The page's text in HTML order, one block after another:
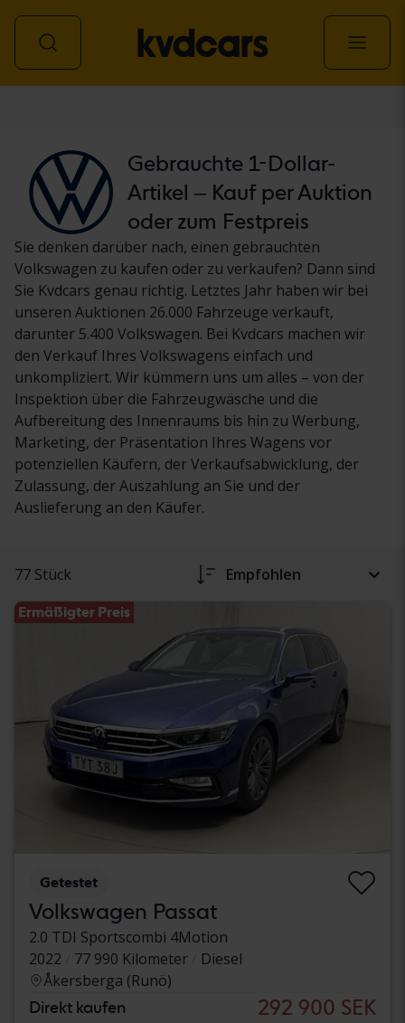
Gebrauchte 1-Dollar-
Artikel – Kauf per Auktion
oder zum Festpreis
Sie denken darüber nach, einen gebrauchten
Volkswagen zu kaufen oder zu verkaufen? Dann sind
Sie Kvdcars genau richtig. Letztes Jahr haben wir bei
unseren Auktionen 26.000 Fahrzeuge verkauft,
darunter 5.400 Volkswagen. Bei Kvdcars machen wir
den Verkauf Ihres Volkswagens einfach und
unkompliziert. Wir kümmern uns um alles – von der
Inspektion über die Fahrzeugwäsche und die
Aufbereitung des Innenraums bis hin zu Werbung,
Marketing, der Präsentation Ihres Wagens vor
potenziellen Käufern, der Verkaufsabwicklung, der
Zulassung, der Auszahlung an Sie und der
Auslieferung an den Käufer.
77 Stück Empfohlen
Ermäßigter Preis
Getestet
Volkswagen Passat
2.0 TDI Sportscombi 4Motion
2022
77 990 Kilometer
Diesel
Åkersberga (Runö)
Direkt kaufen 292 900 SEK